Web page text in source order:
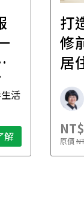
活
解
打
修
居
原價